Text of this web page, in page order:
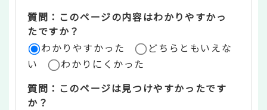
リ
ア
質問：このページの内容はわかりやすかっ
たですか？
わかりやすかった
どちらともいえな
い
わかりにくかった
質問：このページは見つけやすかったです
か？